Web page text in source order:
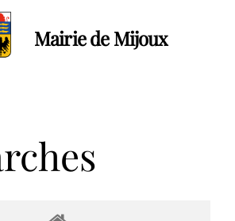
Mairie de Mijoux